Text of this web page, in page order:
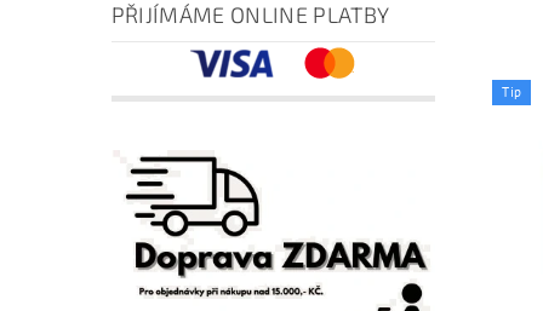
PŘIJÍMÁME ONLINE PLATBY
Tip